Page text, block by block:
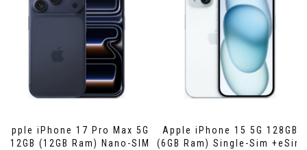
Apple iPhone 17 Pro Max 5G
512GB (12GB Ram) Nano-SIM
Apple iPhone 15 5G 128GB
(6GB Ram) Single-Sim +eSim